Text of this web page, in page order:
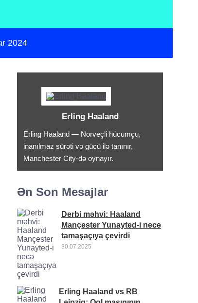
2024
Erling Haaland
Erling Haaland — Norveçli hücumçu,
inanılmaz sürəti və gücü ilə tanınır,
Manchester City-də oynayır.
Ən Son Mesajlar
Derbi məhvi: Haaland
Mançester Yunayted-i necə
tamaşaçıya çevirdi
30.07.2025
Erling Haaland vs RB